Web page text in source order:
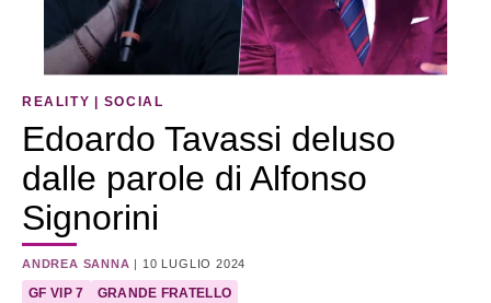
REALITY | SOCIAL
Edoardo Tavassi deluso
dalle parole di Alfonso
Signorini
ANDREA SANNA 10 LUGLIO 2024
GF VIP 7 GRANDE FRATELLO